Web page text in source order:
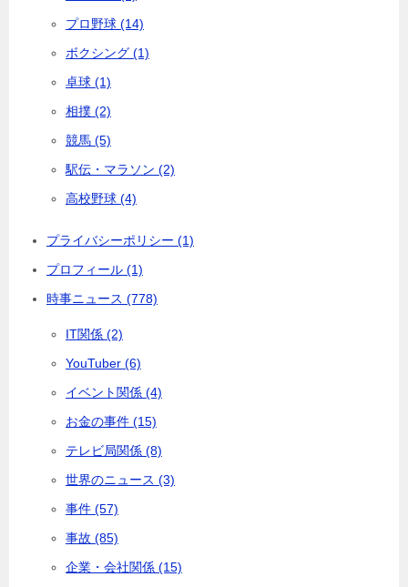
プロ野球 (14)
ボクシング (1)
卓球 (1)
相撲 (2)
競馬 (5)
駅伝・マラソン (2)
高校野球 (4)
プライバシーポリシー (1)
プロフィール (1)
時事ニュース (778)
IT関係 (2)
YouTuber (6)
イベント関係 (4)
お金の事件 (15)
テレビ局関係 (8)
世界のニュース (3)
事件 (57)
事故 (85)
企業・会社関係 (15)